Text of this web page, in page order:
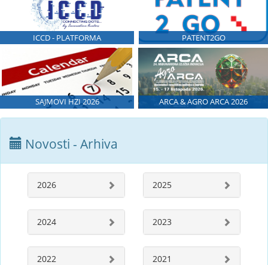
ICCD - PLATFORMA PATENT2GO
SAJMOVI HZI 2026 ARCA & AGRO ARCA 2026
Novosti - Arhiva
2026 2025
2024 2023
2022 2021